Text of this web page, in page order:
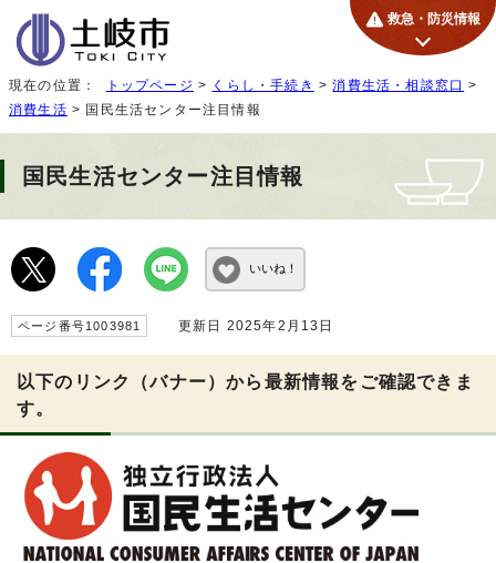
救急・防災情報
現在の位置： トップページ > くらし・手続き >消費生活・相談窓口 >
消費生活 > 国民生活センター注目情報
国民生活センター注目情報
いいね！
ページ番号1003981 更新日 2025年2月13日
以下のリンク（バナー）から最新情報をご確認できま
す。